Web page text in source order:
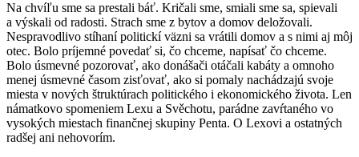
Na chvíľu sme sa prestali báť. Kričali sme, smiali sme sa, spievali
a výskali od radosti. Strach sme z bytov a domov deložovali.
Nespravodlivo stíhaní politickí väzni sa vrátili domov a s nimi aj môj
otec. Bolo príjemné povedať si, čo chceme, napísať čo chceme.
Bolo úsmevné pozorovať, ako donášači otáčali kabáty a omnoho
menej úsmevné časom zisťovať, ako si pomaly nachádzajú svoje
miesta v nových štruktúrach politického i ekonomického života. Len
námatkovo spomeniem Lexu a Svěchotu, parádne zavŕtaného vo
vysokých miestach finančnej skupiny Penta. O Lexovi a ostatných
radšej ani nehovorím.